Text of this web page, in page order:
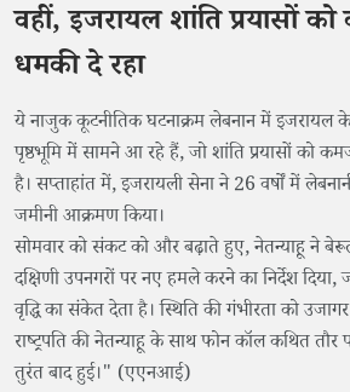
वहीं, इजरायल शांति प्रयासों
धमकी दे रहा
ये नाजुक कूटनीतिक घटनाक्रम लेबनान में इजरायल
पृष्ठभूमि में सामने आ रहे हैं, जो शांति प्रयासों को
है। सप्ताहांत में, इजरायली सेना ने 26 वर्षों में
जमीनी आक्रमण किया।
सोमवार को संकट को और बढ़ाते हुए, नेतन्याहू ने
दक्षिणी उपनगरों पर नए हमले करने का निर्देश दिया,
वृद्धि का संकेत देता है। स्थिति की गंभीरता को
राष्ट्रपति की नेतन्याहू के साथ फोन कॉल कथित तौर
तुरंत बाद हुई।" (एएनआई)